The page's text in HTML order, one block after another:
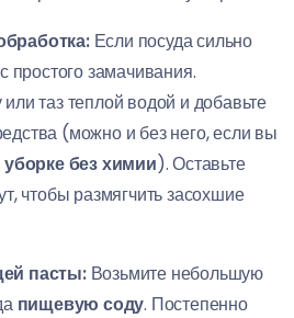
Если посуда сильно
простого замачивания.
таз теплой водой и добавьте
(можно и без него, если вы
уборке без химии). Оставьте
чтобы размягчить засохшие
пасты:Возьмите небольшую
пищевую соду. Постепенно